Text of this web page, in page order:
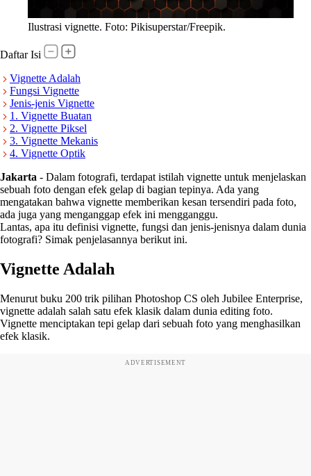
Ilustrasi vignette. Foto: Pikisuperstar/Freepik.
Daftar Isi
Vignette Adalah
Fungsi Vignette
Jenis-jenis Vignette
1. Vignette Buatan
2. Vignette Piksel
3. Vignette Mekanis
4. Vignette Optik
Jakarta - Dalam fotografi, terdapat istilah vignette untuk menjelaskan
sebuah foto dengan efek gelap di bagian tepinya. Ada yang
mengatakan bahwa vignette memberikan kesan tersendiri pada foto,
ada juga yang menganggap efek ini mengganggu.
Lantas, apa itu definisi vignette, fungsi dan jenis-jenisnya dalam dunia
fotografi? Simak penjelasannya berikut ini.
Vignette Adalah
Menurut buku 200 trik pilihan Photoshop CS oleh Jubilee Enterprise,
vignette adalah salah satu efek klasik dalam dunia editing foto.
Vignette menciptakan tepi gelap dari sebuah foto yang menghasilkan
efek klasik.
ADVERTISEMENT